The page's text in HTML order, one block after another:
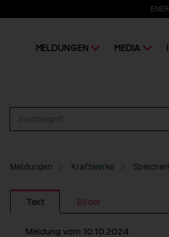
MELDUNGEN MEDIA
Meldungen Kraftwerke
Text Bilder
Meldung vom 10.10.2024